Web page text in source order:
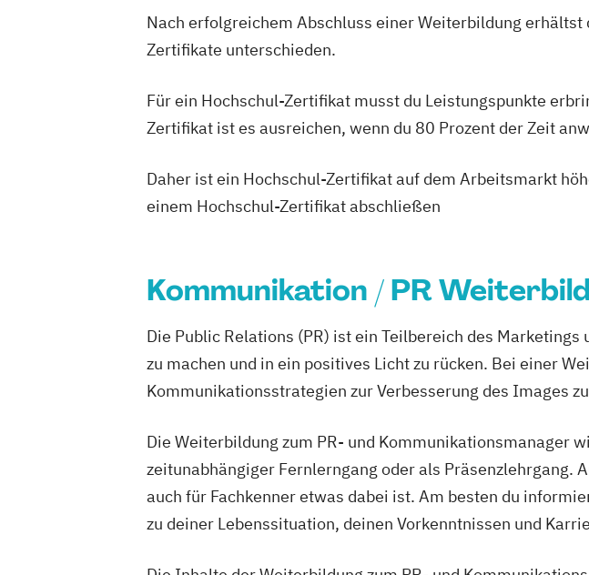
Wirtschaftspsychologie
Nach erfolgreichem Abschluss einer Weiterbildung
Zertifikate unterschieden.
Für ein Hochschul-Zertifikat musst du Leistungspunkte
Zertifikat ist es ausreichen, wenn du 80 Prozent der Zeit
Daher ist ein Hochschul-Zertifikat auf dem Arbeitsmarkt
einem Hochschul-Zertifikat abschließen
Kommunikation / PR
Die Public Relations (PR) ist ein Teilbereich des
zu machen und in ein positives Licht zu rücken. Bei einer
Kommunikationsstrategien zur Verbesserung des Images
Die Weiterbildung zum PR- und Kommunikationsmanager
zeitunabhängiger Fernlerngang oder als Präsenzlehrgang.
auch für Fachkenner etwas dabei ist. Am besten du
zu deiner Lebenssituation, deinen Vorkenntnissen und